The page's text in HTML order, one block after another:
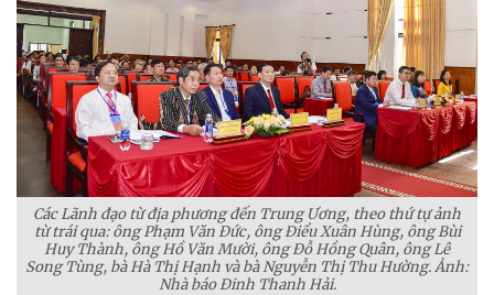
Các Lãnh đạo từ địa phương đến Trung Ương, theo thứ tự ảnh
từ trái qua: ông Phạm Văn Đức, ông Điểu Xuân Hùng, ông Bùi
Huy Thành, ông Hồ Văn Mười, ông Đỗ Hồng Quân, ông Lê
Song Tùng, bà Hà Thị Hạnh và bà Nguyễn Thị Thu Hường. Ảnh:
Nhà báo Đinh Thanh Hải.